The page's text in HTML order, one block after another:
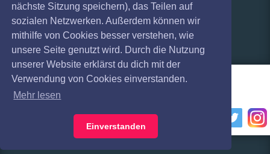
nächste Sitzung speichern), das Teilen auf
sozialen Netzwerken. Außerdem können wir
mithilfe von Cookies besser verstehen, wie
unsere Seite genutzt wird. Durch die Nutzung
unserer Website erklärst du dich mit der
Verwendung von Cookies einverstanden.
Mehr lesen
Einverstanden
Kartenrückgabe
Besucherregistrierung